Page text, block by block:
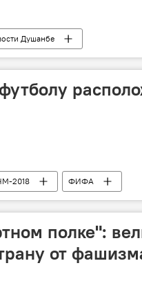
Душанбе
2018 ФИФА
полке":
от